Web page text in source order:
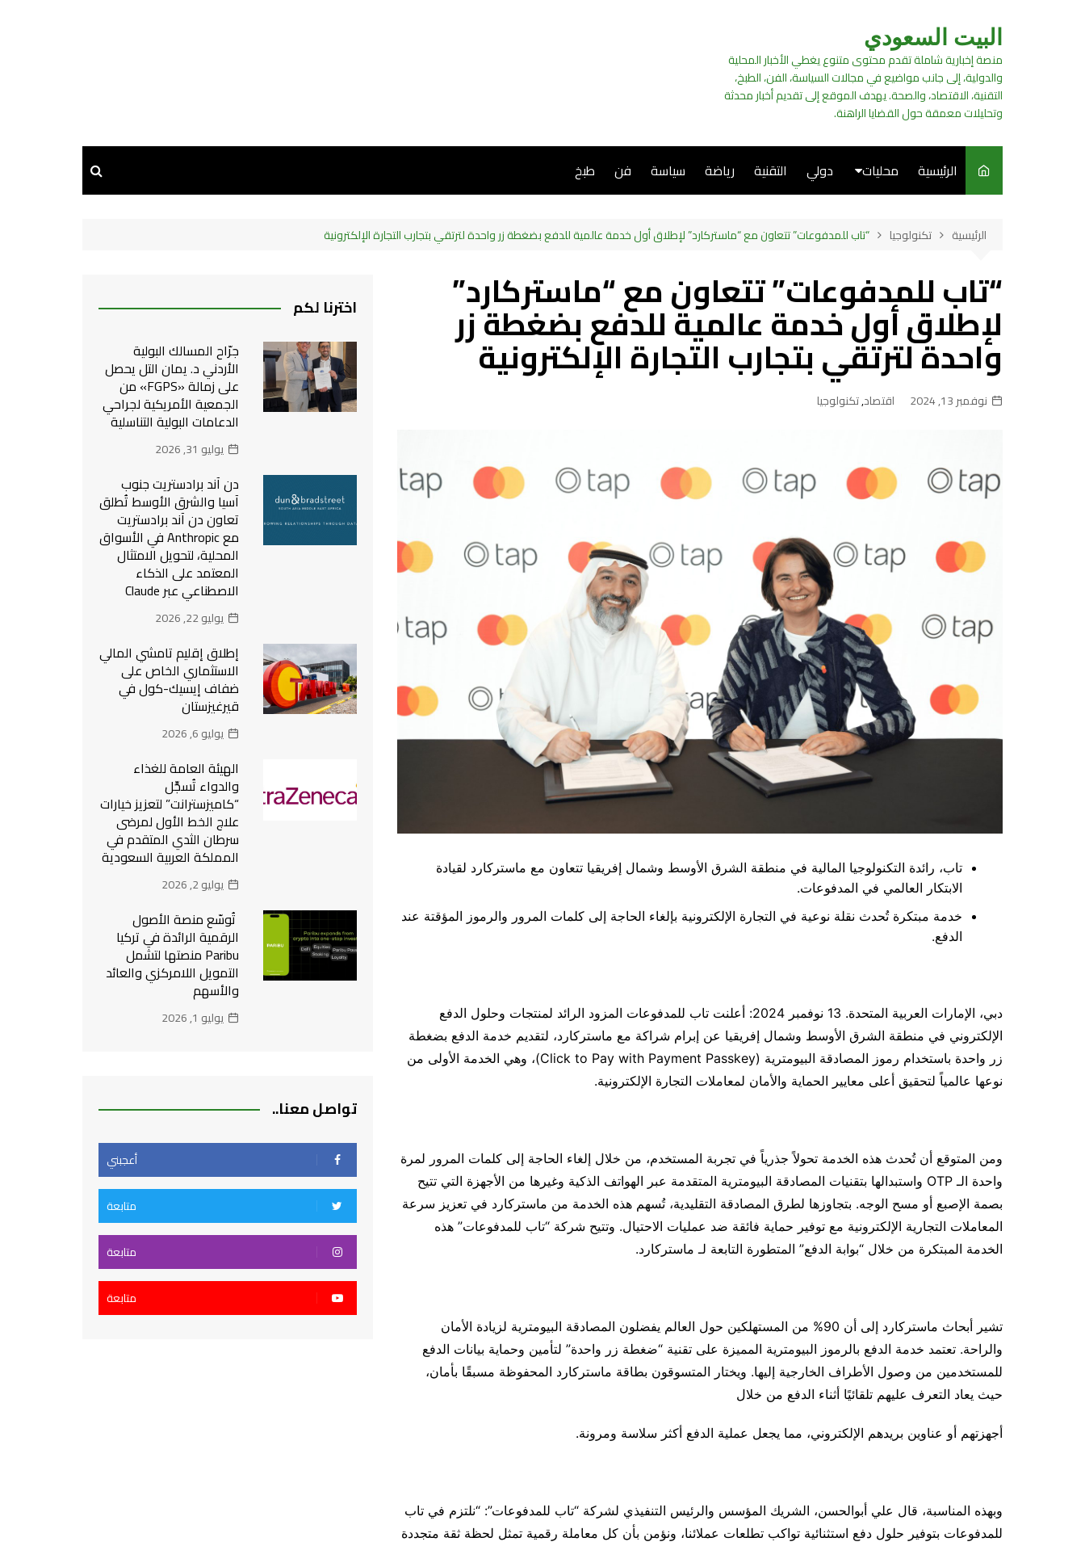
البيت السعودي
منصة إخبارية شاملة تقدم محتوى متنوع يغطي الأخبار المحلية
والدولية، إلى جانب مواضيع في مجالات السياسة، الفن، الطبخ،
التقنية، الاقتصاد، والصحة. يهدف الموقع إلى تقديم أخبار محدثة
وتحليلات معمقة حول القضايا الراهنة.
الرئيسية محليات
طبخ
دولي التقنية رياضة سياسة فن طبخ
الرئيسية تكنولوجيا “تاب للمدفوعات” تتعاون مع “ماستركارد” لإطلاق أول خدمة عالمية للدفع بضغطة زر واحدة لترتقي بتجارب التجارة الإلكترونية
“تاب للمدفوعات” تتعاون مع “ماستركارد”
لإطلاق أول خدمة عالمية للدفع بضغطة زر
واحدة لترتقي بتجارب التجارة الإلكترونية
نوفمبر 13, 2024 اقتصاد,تكنولوجيا
تاب، رائدة التكنولوجيا المالية في منطقة الشرق الأوسط وشمال إفريقيا تتعاون مع ماستركارد لقيادة
الابتكار العالمي في المدفوعات.
خدمة مبتكرة تُحدث نقلة نوعية في التجارة الإلكترونية بإلغاء الحاجة إلى كلمات المرور والرموز المؤقتة عند
الدفع.
دبي، الإمارات العربية المتحدة. 13 نوفمبر 2024: أعلنت تاب للمدفوعات المزود الرائد لمنتجات وحلول الدفع
الإلكتروني في منطقة الشرق الأوسط وشمال إفريقيا عن إبرام شراكة مع ماستركارد، لتقديم خدمة الدفع بضغطة
زر واحدة باستخدام رموز المصادقة البيومترية (Click to Pay with Payment Passkey)، وهي الخدمة الأولى من
نوعها عالمياً لتحقيق أعلى معايير الحماية والأمان لمعاملات التجارة الإلكترونية.
ومن المتوقع أن تُحدث هذه الخدمة تحولاً جذرياً في تجربة المستخدم، من خلال إلغاء الحاجة إلى كلمات المرور لمرة
واحدة الـ OTP واستبدالها بتقنيات المصادقة البيومترية المتقدمة عبر الهواتف الذكية وغيرها من الأجهزة التي تتيح
بصمة الإصبع أو مسح الوجه. بتجاوزها لطرق المصادقة التقليدية، تُسهم هذه الخدمة من ماستركارد في تعزيز سرعة
المعاملات التجارية الإلكترونية مع توفير حماية فائقة ضد عمليات الاحتيال. وتتيح شركة “تاب للمدفوعات” هذه
الخدمة المبتكرة من خلال “بوابة الدفع” المتطورة التابعة لـ ماستركارد.
تشير أبحاث ماستركارد إلى أن 90% من المستهلكين حول العالم يفضلون المصادقة البيومترية لزيادة الأمان
والراحة. تعتمد خدمة الدفع بالرموز البيومترية المميزة على تقنية “ضغطة زر واحدة” لتأمين وحماية بيانات الدفع
للمستخدمين من وصول الأطراف الخارجية إليها. ويختار المتسوقون بطاقة ماستركارد المحفوظة مسبقًا بأمان،
حيث يعاد التعرف عليهم تلقائيًا أثناء الدفع من خلال
أجهزتهم أو عناوين بريدهم الإلكتروني، مما يجعل عملية الدفع أكثر سلاسة ومرونة.
وبهذه المناسبة، قال علي أبوالحسن، الشريك المؤسس والرئيس التنفيذي لشركة “تاب للمدفوعات”: “نلتزم في تاب
للمدفوعات بتوفير حلول دفع استثنائية تواكب تطلعات عملائنا، ونؤمن بأن كل معاملة رقمية تمثل لحظة ثقة متجددة
اخترنا لكم
جرّاح المسالك البولية
الأردني د. يمان التل يحصل
على زمالة «FGPS» من
الجمعية الأمريكية لجراحي
الدعامات البولية التناسلية
يوليو 31, 2026
دن آند برادستريت جنوب
آسيا والشرق الأوسط تُطلق
تعاون دن آند برادستريت
مع Anthropic في الأسواق
المحلية، لتحويل الامتثال
المعتمد على الذكاء
الاصطناعي عبر Claude
يوليو 22, 2026
إطلاق إقليم تامشي المالي
الاستثماري الخاص على
ضفاف إيسيك-كول في
قيرغيزستان
يوليو 6, 2026
الهيئة العامة للغذاء
والدواء تُسجِّل
“كاميزسترانت” لتعزيز خيارات
علاج الخط الأول لمرضى
سرطان الثدي المتقدم في
المملكة العربية السعودية
يوليو 2, 2026
تُوسّع منصة الأصول
الرقمية الرائدة في تركيا
Paribu منصتها لتشمل
التمويل اللامركزي والعائد
والأسهم
يوليو 1, 2026
تواصل معنا..
أعجبني
متابعة
متابعة
متابعة